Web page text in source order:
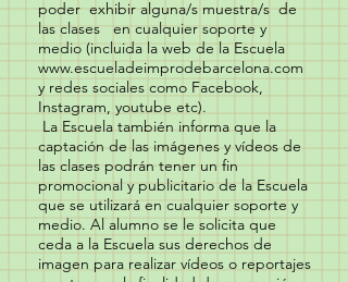
poder exhibir alguna/s muestra/s de
las clases en cualquier soporte y
medio (incluida la web de la Escuela
www.escueladeimprodebarcelona.com
y redes sociales como Facebook,
Instagram, youtube etc).
La Escuela también informa que la
captación de las imágenes y vídeos de
las clases podrán tener un fin
promocional y publicitario de la Escuela
que se utilizará en cualquier soporte y
medio. Al alumno se le solicita que
ceda a la Escuela sus derechos de
imagen para realizar vídeos o reportajes